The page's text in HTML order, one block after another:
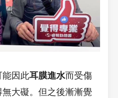
能因此耳膜進水而受傷
大礙。但之後漸漸覺